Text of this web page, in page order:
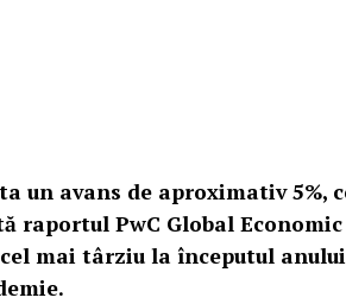
un avans de aproximativ 5%,
raportul PwC Global
mai târziu la începutul